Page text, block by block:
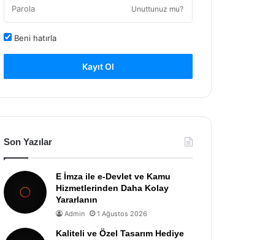
Unuttunuz mu?
Beni hatırla
Kayıt Ol
Son Yazılar
E İmza ile e-Devlet ve Kamu
Hizmetlerinden Daha Kolay
Yararlanın
Admin 1 Ağustos 2026
Kaliteli ve Özel Tasarım Hediye